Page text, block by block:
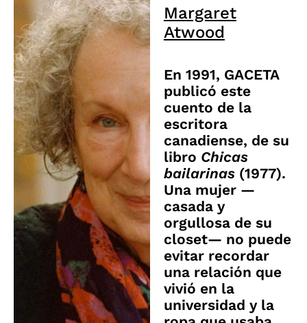
Margaret
Atwood
En 1991, GACETA
publicó este
cuento de la
escritora
canadiense, de su
libro Chicas
bailarinas(1977).
Una mujer —
casada y
orgullosa de su
closet— no puede
evitar recordar
una relación que
vivió en la
universidad y la